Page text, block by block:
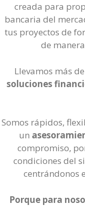
creada para
bancaria del
tus proyectos de
de
Llevamos más
soluciones
Somos rápidos,
un
compromiso,
condiciones del
centrándonos
Porque para